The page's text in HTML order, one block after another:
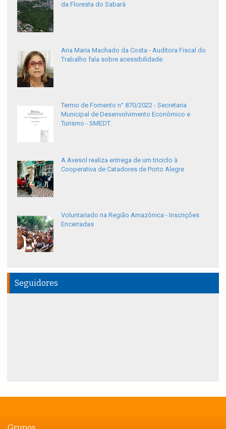
da Floresta do Sabará
Ana Maria Machado da Costa - Auditora Fiscal do
Trabalho fala sobre acessibilidade
Termo de Fomento n° 870/2022 - Secretaria
Municipal de Desenvolvimento Econômico e
Turismo - SMEDT.
A Avesol realiza entrega de um triciclo à
Cooperativa de Catadores de Porto Alegre
Voluntariado na Região Amazônica - Inscrições
Encerradas
Seguidores